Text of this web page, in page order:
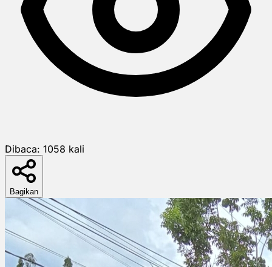
Dibaca: 1058 kali
Bagikan